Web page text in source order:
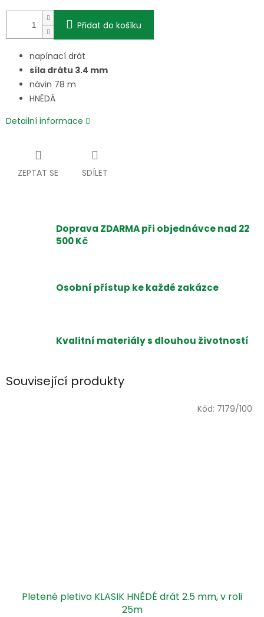
Přidat do košíku
napínací drát
síla drátu 3.4 mm
návin 78 m
HNĚDÁ
Detailní informace
ZEPTAT SE SDÍLET
Doprava ZDARMA při objednávce nad 22
500 Kč
Osobní přístup ke každé zakázce
Kvalitní materiály s dlouhou životností
Související produkty
Pletené pletivo KLASIK HNĚDÉ drát 2.5 mm, v roli
25m
Kód: 7179/100